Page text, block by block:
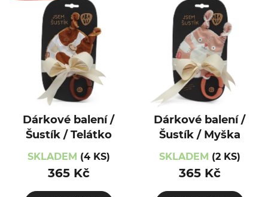
Dárkové balení /
Šustík / Telátko
SKLADEM (4 KS)
365 Kč
Dárkové balení /
Šustík / Myška
SKLADEM (2 KS)
365 Kč